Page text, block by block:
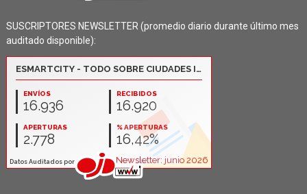
SUSCRIPTORES NEWSLETTER (promedio diario durante último mes
auditado disponible):